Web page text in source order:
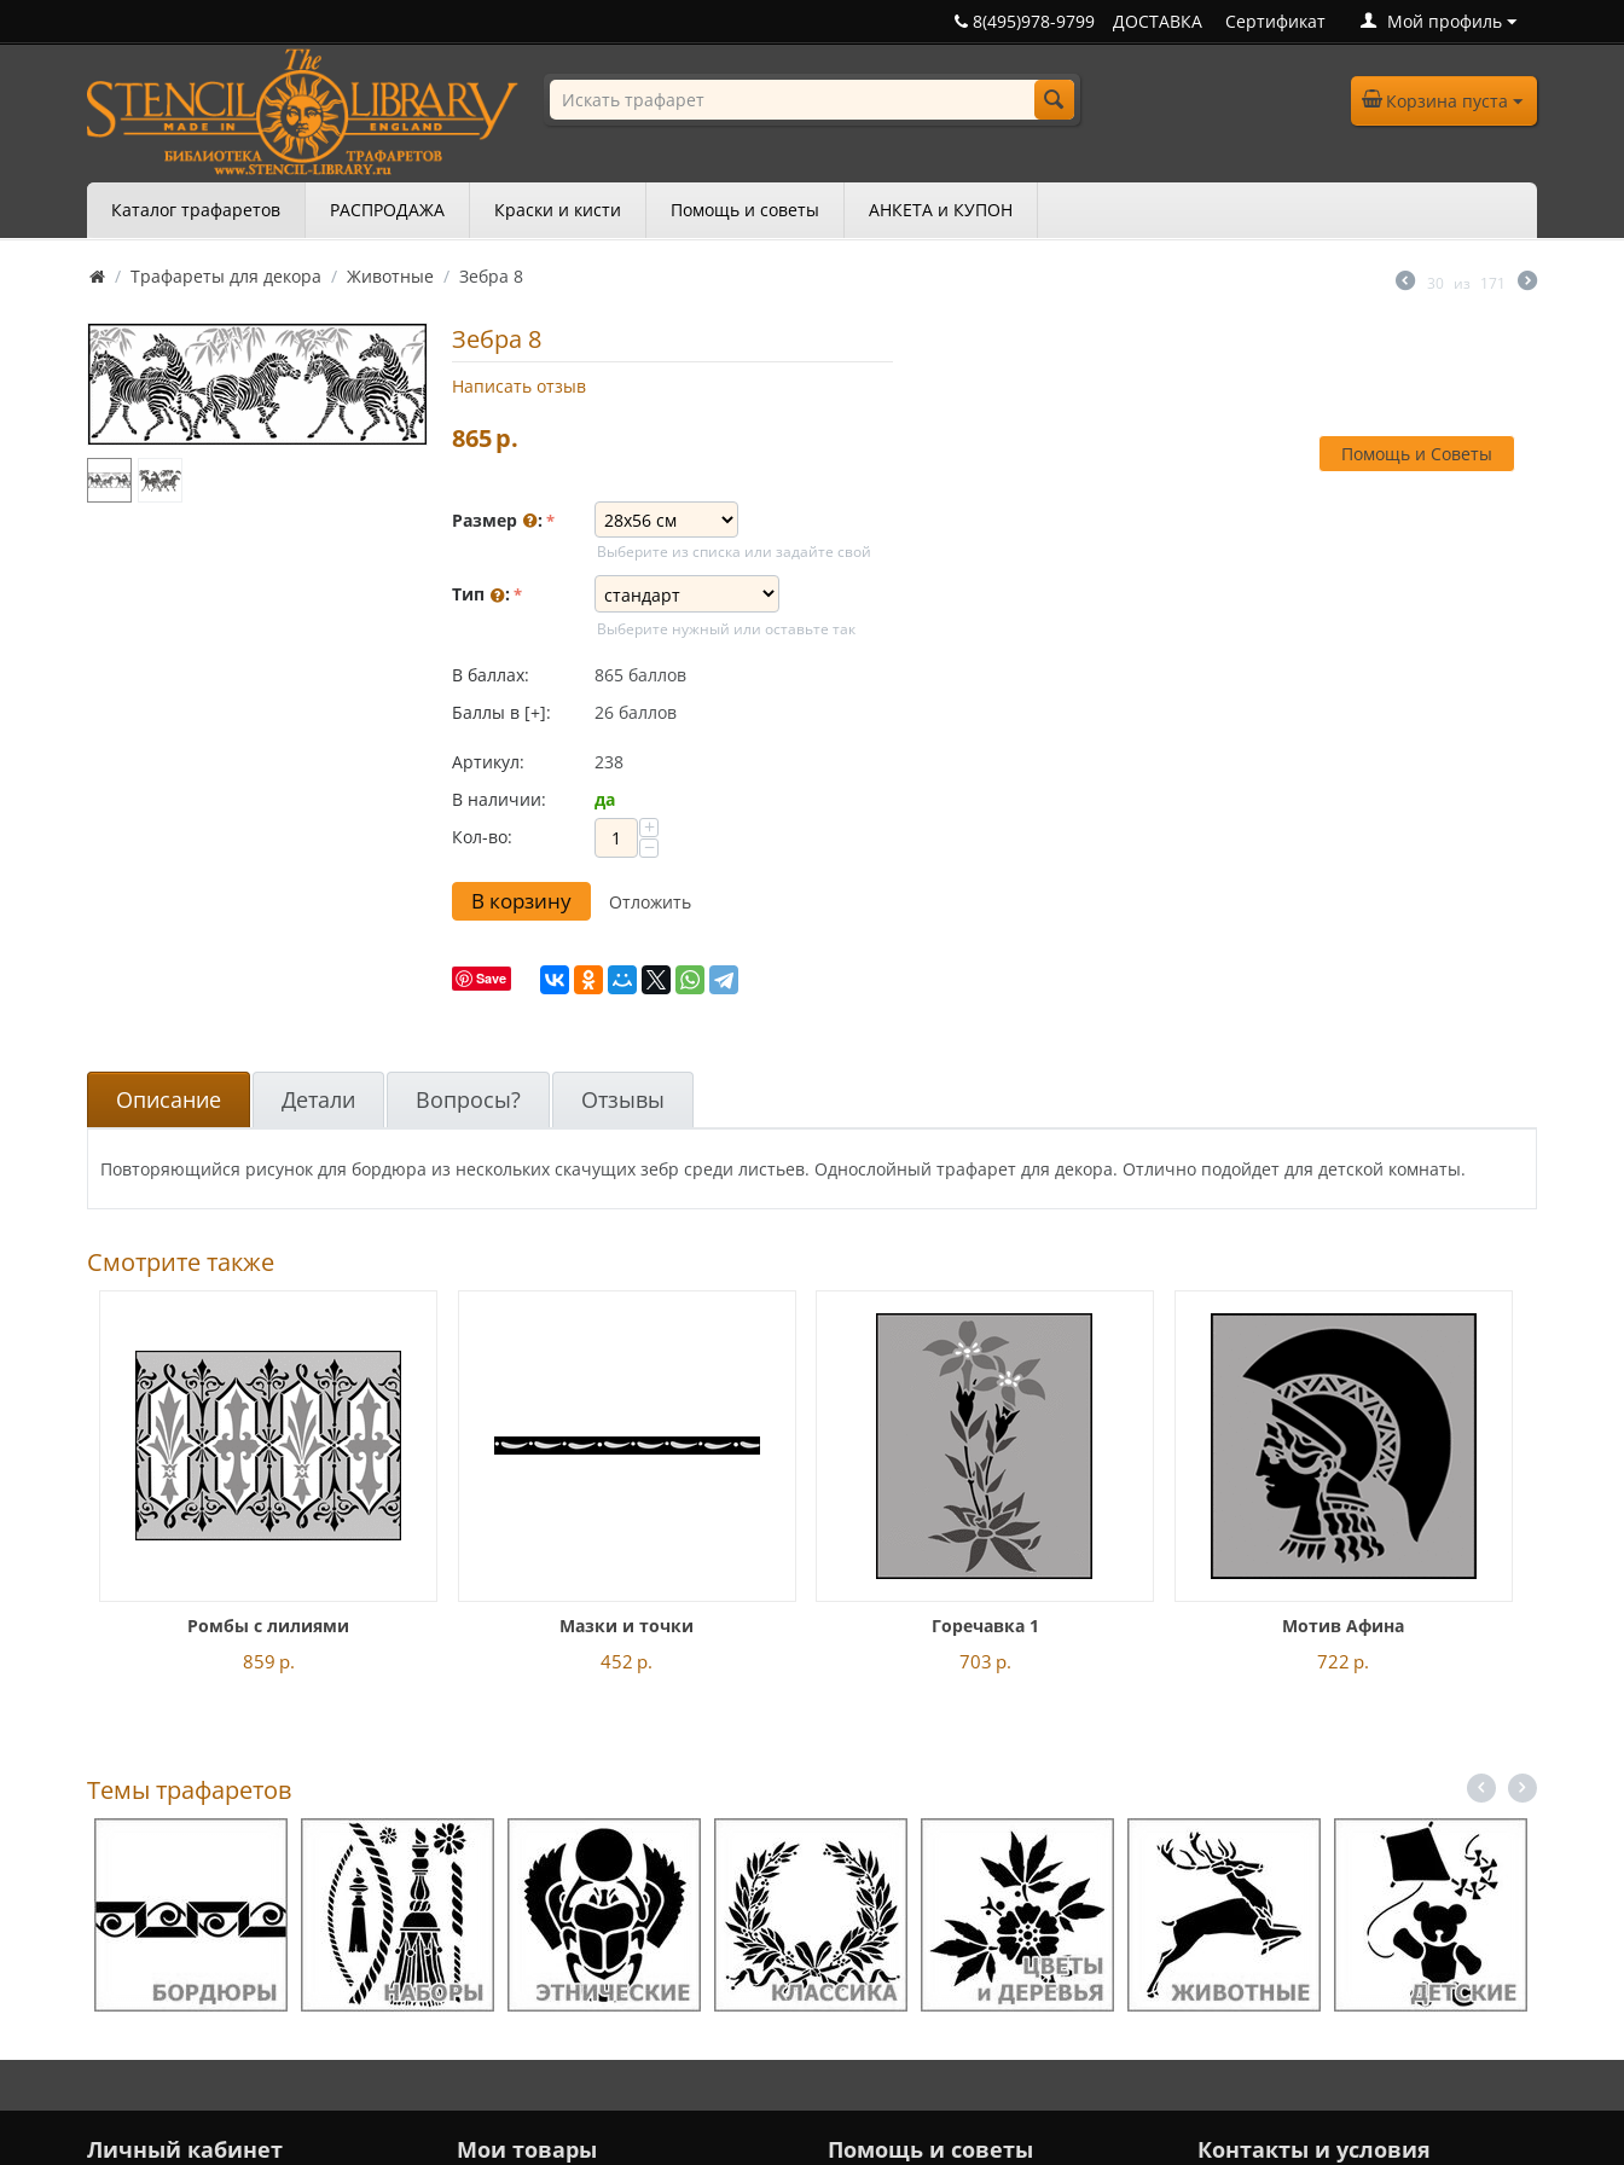
Мой профиль
ДОСТАВКА Сертификат
8(495)978-9799
Корзина пуста
Каталог трафаретов РАСПРОДАЖА Краски и кисти Помощь и советы АНКЕТА и КУПОН
/ Трафареты для декора / Животные / Зебра 8 30 из 171
Зебра 8
Написать отзыв
Помощь и Советы
865р.
Размер :
Выберите из списка или задайте свой
Тип :
Выберите нужный или оставьте так
В баллах:
865 баллов
Баллы в [+]:
26 баллов
Артикул:
238
В наличии:
да
Кол-во:
+
−
В корзину Отложить
Save
Описание Детали Вопросы? Отзывы
Повторяющийся рисунок для бордюра из нескольких скачущих зебр среди листьев. Однослойный трафарет для декора. Отлично подойдет для детской комнаты.
Смотрите также
Ромбы с лилиями
859 р.
Мазки и точки
452 р.
Горечавка 1
703 р.
Мотив Афина
722 р.
Темы трафаретов
Личный кабинет Мои товары Помощь и советы Контакты и условия